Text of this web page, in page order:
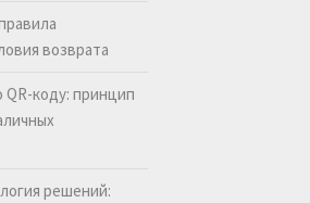
возврата
коду: принцип
решений: